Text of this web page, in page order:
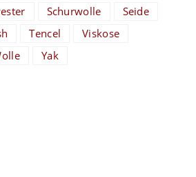
Schurwolle
Seide
Tencel
Viskose
Yak